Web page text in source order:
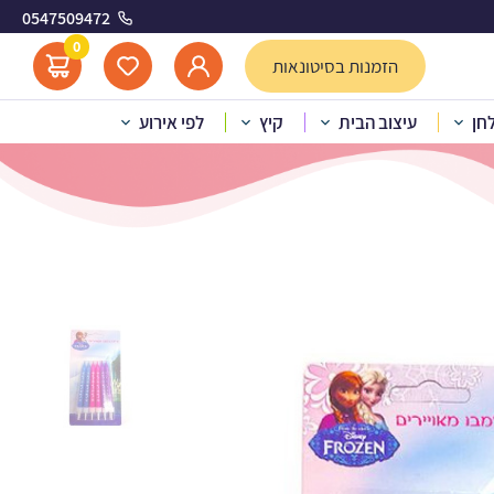
0547509472
הזמנות בסיטונאות
0
עיצוב הבית קיץ לפי אירוע פסים פרוזן